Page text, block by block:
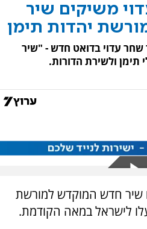
משיקים שיר
יהדות תימן
שחר עדוי בדואט חדש - "שיר
תימן ולשירת הדורות.
שיר חדש המוקדש למורשת
לישראל במאה הקודמת.